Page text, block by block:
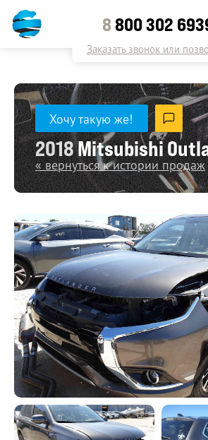
8800 302
Заказать звонок или
2018Mitsubishi
« вернуться к истории продаж
Хочу такую же!